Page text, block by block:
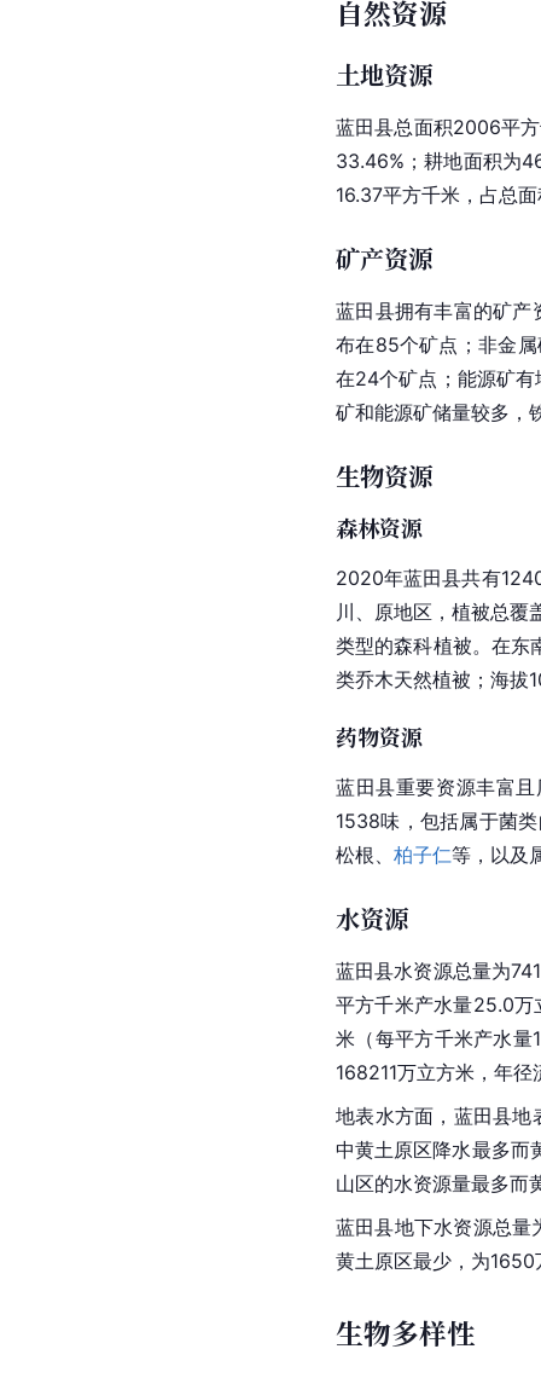
自然资源
土地资源
蓝田县总面积2006平
33.46%；耕地面积为
16.37平方千米，占总
矿产资源
蓝田县拥有丰富的矿产
布在85个矿点；非金
在24个矿点；能源矿
矿和能源矿储量较多，
生物资源
森林资源
2020年蓝田县共有
川、原地区，植被总覆
类型的森科植被。在东
类乔木天然植被；海拔
药物资源
蓝田县重要资源丰富
1538味，包括属于菌
松根、 柏子仁等，以及
水资源
蓝田县水资源总量为
平方千米产水量25.0万
米（每平方千米产水
168211万立方米，年
地表水方面，蓝田县
中黄土原区降水最多而
山区的水资源量最多而
蓝田县地下水资源总
黄土原区最少，为1650
生物多样性